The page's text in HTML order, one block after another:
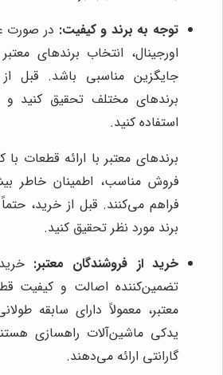
توجه به برند و کیفیت: در صورت
اورجینال، انتخاب برندهای
جایگزین مناسبی باشد. قبل
برندهای مختلف تحقیق کنید و
استفاده کنید.
برندهای معتبر با ارائه قطعات
فروش مناسب، اطمینان خاطر
فراهم می‌کنند. قبل از خرید،
برند مورد نظر تحقیق کنید.
خرید از فروشندگان معتبر:
تضمین‌کننده اصالت و کیفیت
معتبر، معمولاً دارای سابقه
یدکی ماشین‌آلات راهسازی
گارانتی ارائه می‌دهند.